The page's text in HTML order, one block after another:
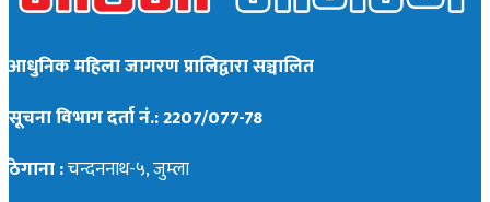
आधुनिक महिला जागरण प्रालिद्वारा सञ्चालित
सूचना विभाग दर्ता नं.: 2207/077-78
ठेगाना :चन्दननाथ-५, जुम्ला